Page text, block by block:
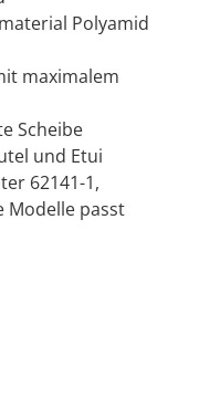
Polyamid
maximalem
Scheibe
und Etui
62141-1,
Modelle passt